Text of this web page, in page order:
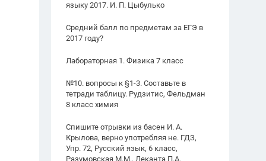
языку 2017. И. П. Цыбулько
Средний балл по предметам за ЕГЭ в
2017 году?
Лабораторная 1. Физика 7 класс
№10. вопросы к §1-3. Составьте в
тетради таблицу. Рудзитис, Фельдман
8 класс химия
Спишите отрывки из басен И. А.
Крылова, верно употребляя не. ГДЗ,
Упр. 72, Русский язык, 6 класс,
Разумовская М.М., Леканта П.А.